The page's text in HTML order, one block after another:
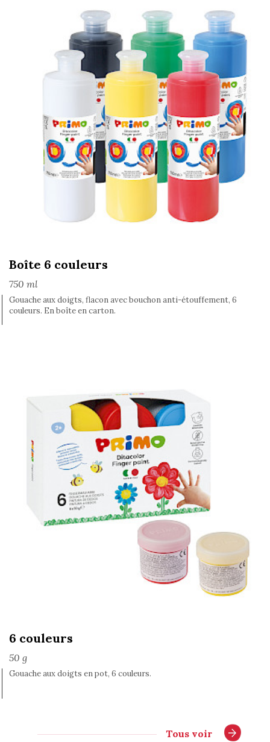
Boîte 6 couleurs
750 ml
Gouache aux doigts, flacon avec bouchon anti-étouffement, 6
couleurs. En boîte en carton.
6 couleurs
50 g
Gouache aux doigts en pot, 6 couleurs.
Tous voir